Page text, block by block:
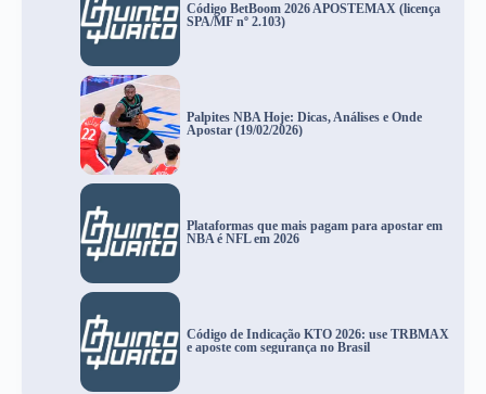
Código BetBoom 2026 APOSTEMAX (licença
SPA/MF nº 2.103)
Palpites NBA Hoje: Dicas, Análises e Onde
Apostar (19/02/2026)
Plataformas que mais pagam para apostar em
NBA é NFL em 2026
Código de Indicação KTO 2026: use TRBMAX
e aposte com segurança no Brasil